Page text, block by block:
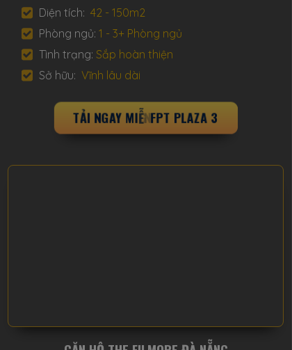
TẢIN GAYMIỄNPHÍ
Diện tích:42 - 150m2
Phòng ngủ:1 - 3+ Phòng ngủ
Tình trạng:Sắp hoàn thiện
Sở hữu:Vĩnh lâu dài